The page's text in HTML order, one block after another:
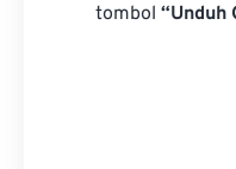
tombol “Unduh